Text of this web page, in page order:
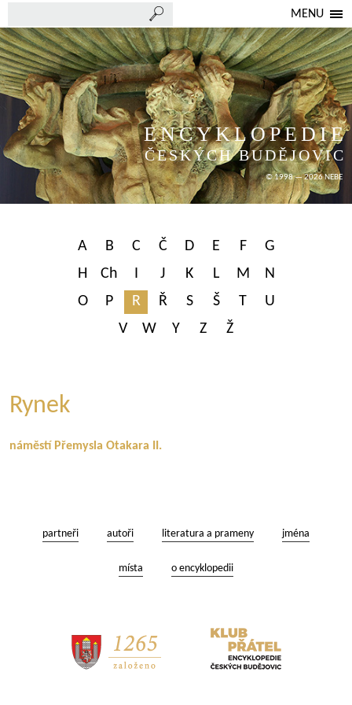
MENU
ENCYKLOPEDIE
ČESKÝCH BUDĚJOVIC
© 1998 — 2026 NEBE
A B C Č D E F
G
H
Ch I J K L M
N
O
P R Ř S Š T
U
V
W Y Z Ž
Rynek
náměstí Přemysla Otakara II.
partneři autoři literatura a prameny jména
místa o encyklopedii